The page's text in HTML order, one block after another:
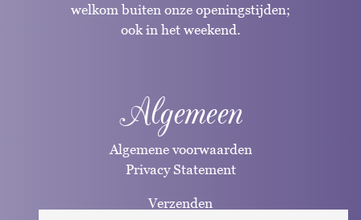
welkom buiten onze openingstijden;
ook in het weekend.
Algemeen
Algemene voorwaarden
Privacy Statement
Verzenden